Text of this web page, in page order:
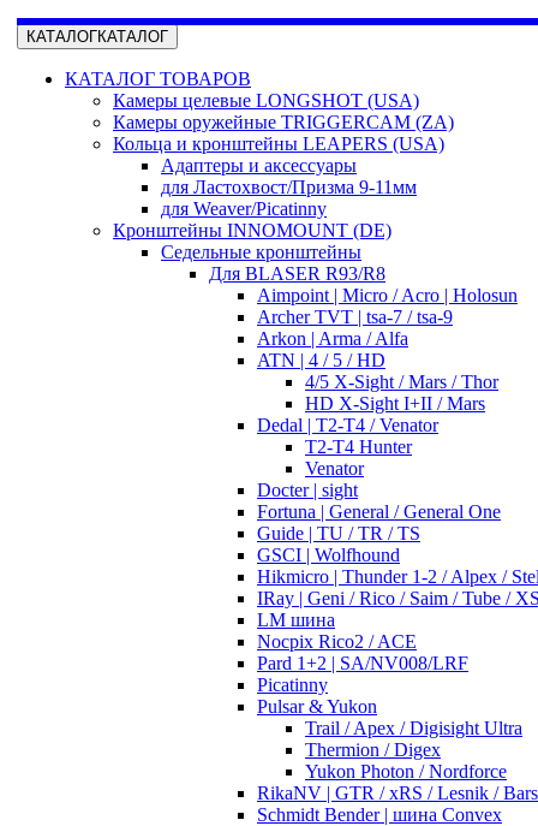
КАТАЛОГКАТАЛОГ
КАТАЛОГ ТОВАРОВ
Камеры целевые LONGSHOT (USA)
Камеры оружейные TRIGGERCAM (ZA)
Кольца и кронштейны LEAPERS (USA)
Адаптеры и аксессуары
для Ластохвост/Призма 9-11мм
для Weaver/Picatinny
Кронштейны INNOMOUNT (DE)
Седельные кронштейны
Для BLASER R93/R8
Aimpoint | Micro / Acro | Holosun
Archer TVT | tsa-7 / tsa-9
Arkon | Arma / Alfa
ATN | 4 / 5 / HD
4/5 X-Sight / Mars / Thor
HD X-Sight I+II / Mars
Dedal | T2-T4 / Venator
T2-T4 Hunter
Venator
Docter | sight
Fortuna | General / General One
Guide | TU / TR / TS
GSCI | Wolfhound
Hikmicro | Thunder 1-2 / Alpex /
IRay | Geni / Rico / Saim / Tube /
LM шина
Nocpix Rico2 / ACE
Pard 1+2 | SA/NV008/LRF
Picatinny
Pulsar & Yukon
Trail / Apex / Digisight Ultra
Thermion / Digex
Yukon Photon / Nordforce
RikaNV | GTR / xRS / Lesnik /
Schmidt Bender | шина Convex